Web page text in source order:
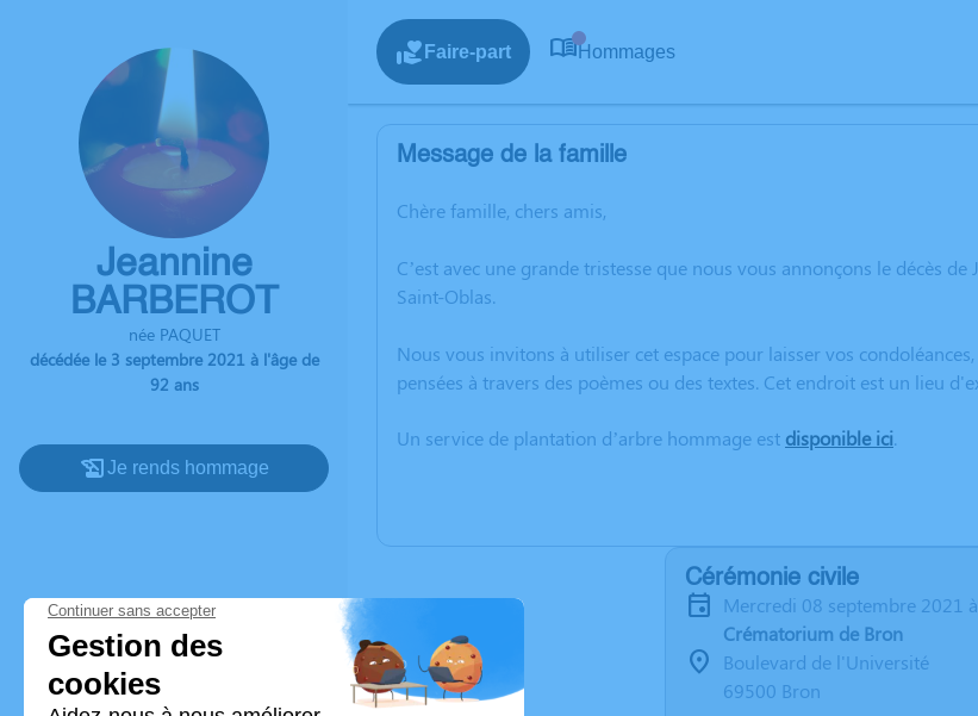
Jeannine
BARBEROT
née PAQUET
décédée le 3 septembre 2021 à l'âge de
92 ans
Je rends hommage
Faire-part Hommages
Message de la famille
Chère famille, chers amis,
C’est avec une grande tristesse que nous vous annonçons le décès
Saint-Oblas.
Nous vous invitons à utiliser cet espace pour laisser vos
pensées à travers des poèmes ou des textes. Cet endroit est un lieu
Un service de plantation d’arbre hommage est disponible ici.
Cérémonie civile
mercredi 08 septembre 2021
Crématorium de Bron
Boulevard de l'Université
69500 Bron